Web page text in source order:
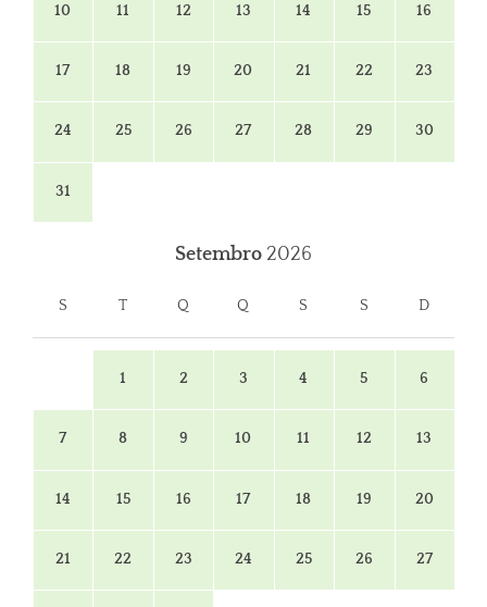
10 11 12 13 14 15 16
17 18 19 20 21 22 23
24 25 26 27 28 29 30
31
Setembro 2026
S T Q Q S S D
1 2 3 4 5 6
7 8 9 10 11 12 13
14 15 16 17 18 19 20
21 22 23 24 25 26 27